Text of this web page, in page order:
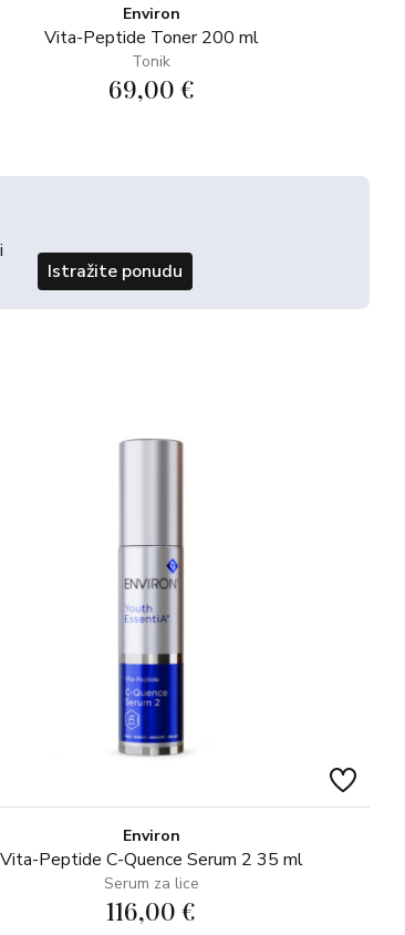
Istražite ponudu
Environ
Vita-Peptide Toner 200 ml
Tonik
69,00 €
Environ
Vita-Peptide C-Quence Serum 2 35 ml
Serum za lice
116,00 €